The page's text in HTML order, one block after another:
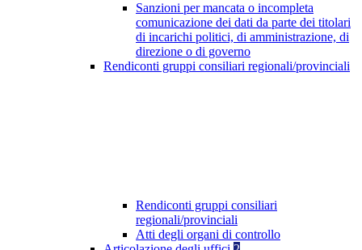
Sanzioni per mancata o incompleta
comunicazione dei dati da parte dei titolari
di incarichi politici, di amministrazione, di
direzione o di governo
Rendiconti gruppi consiliari regionali/provinciali
Rendiconti gruppi consiliari
regionali/provinciali
Atti degli organi di controllo